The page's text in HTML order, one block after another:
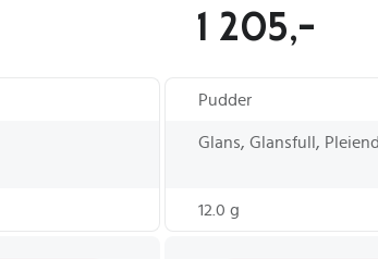
1 205,-
Pudder
Glans, Glansfull,
12.0 g